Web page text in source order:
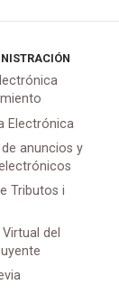
Electrónica
anuncios y
Tributos i
del